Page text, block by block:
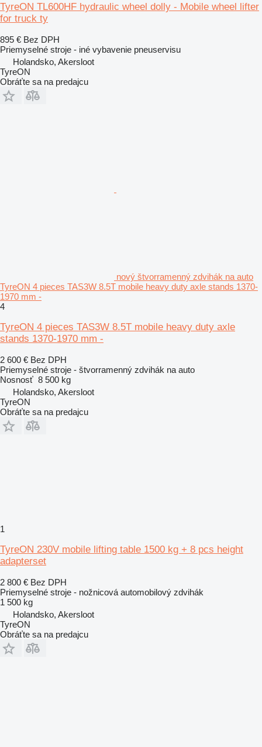
TyreON TL600HF hydraulic wheel dolly - Mobile wheel lifter
for truck ty
895 € Bez DPH
Priemyselné stroje - iné vybavenie pneuservisu
Holandsko, Akersloot
TyreON
Obráťte sa na predajcu
nový štvorramenný zdvihák na auto
TyreON 4 pieces TAS3W 8.5T mobile heavy duty axle stands 1370-
1970 mm -
4
TyreON 4 pieces TAS3W 8.5T mobile heavy duty axle
stands 1370-1970 mm -
2 600 € Bez DPH
Priemyselné stroje - štvorramenný zdvihák na auto
Nosnosť 8 500 kg
Holandsko, Akersloot
TyreON
Obráťte sa na predajcu
1
TyreON 230V mobile lifting table 1500 kg + 8 pcs height
adapterset
2 800 € Bez DPH
Priemyselné stroje - nožnicová automobilový zdvihák
1 500 kg
Holandsko, Akersloot
TyreON
Obráťte sa na predajcu